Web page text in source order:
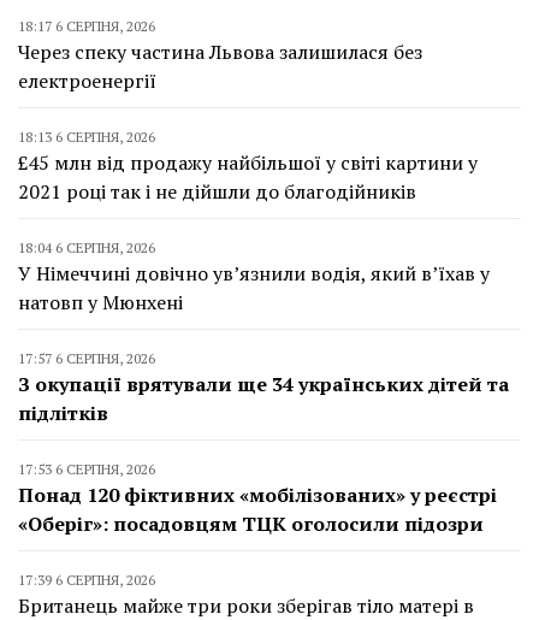
18:17 6 СЕРПНЯ, 2026
Через спеку частина Львова залишилася без
електроенергії
18:13 6 СЕРПНЯ, 2026
£45 млн від продажу найбільшої у світі картини у
2021 році так і не дійшли до благодійників
18:04 6 СЕРПНЯ, 2026
У Німеччині довічно ув’язнили водія, який в’їхав у
натовп у Мюнхені
17:57 6 СЕРПНЯ, 2026
З окупації врятували ще 34 українських дітей та
підлітків
17:53 6 СЕРПНЯ, 2026
Понад 120 фіктивних «мобілізованих» у реєстрі
«Оберіг»: посадовцям ТЦК оголосили підозри
17:39 6 СЕРПНЯ, 2026
Британець майже три роки зберігав тіло матері в